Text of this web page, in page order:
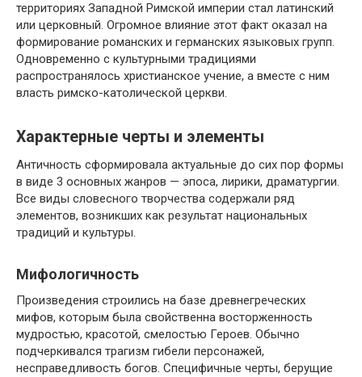
территориях Западной Римской империи стал латинский
или церковный. Огромное влияние этот факт оказал на
формирование романских и германских языковых групп.
Одновременно с культурными традициями
распространялось христианское учение, а вместе с ним
власть римско-католической церкви.
Характерные черты и элементы
Античность сформировала актуальные до сих пор формы
в виде 3 основных жанров — эпоса, лирики, драматургии.
Все виды словесного творчества содержали ряд
элементов, возникших как результат национальных
традиций и культуры.
Мифологичность
Произведения строились на базе древнегреческих
мифов, которым была свойственна восторженность
мудростью, красотой, смелостью Героев. Обычно
подчеркивался трагизм гибели персонажей,
несправедливость богов. Специфичные черты, берущие